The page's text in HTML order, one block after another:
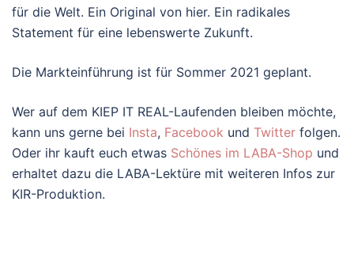
für die Welt. Ein Original von hier. Ein radikales
Statement für eine lebenswerte Zukunft.
Die Markteinführung ist für Sommer 2021 geplant.
Wer auf dem KIEP IT REAL-Laufenden bleiben möchte,
kann uns gerne bei Insta, Facebook und Twitter folgen.
Oder ihr kauft euch etwas Schönes im LABA-Shop und
erhaltet dazu die LABA-Lektüre mit weiteren Infos zur
KIR-Produktion.